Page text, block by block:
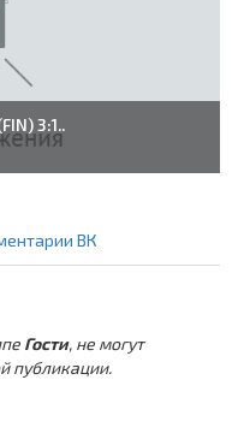
3:1..
ВК
Гости, не могут
публикации.